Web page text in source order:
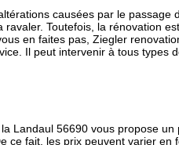
causées par le passage
Toutefois, la rénovation
en faites pas, Ziegler
Il peut intervenir à tous types
Landaul 56690 vous propose un
ce fait, les prix peuvent varier en